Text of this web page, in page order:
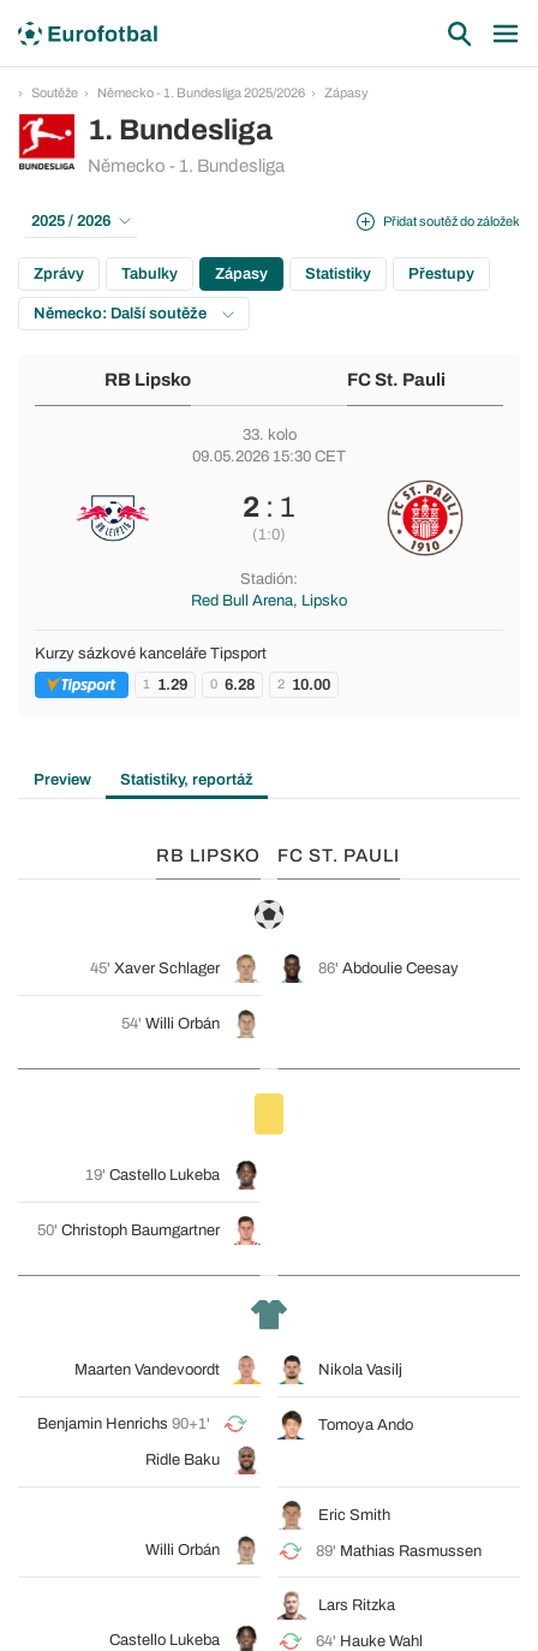
Soutěže Německo - 1. Bundesliga 2025/2026 Zápasy
1. Bundesliga
Německo - 1. Bundesliga
Přidat soutěž do záložek
2025 / 2026
Zprávy Tabulky Zápasy Statistiky Přestupy
Německo: Další soutěže
RB Lipsko FC St. Pauli
33. kolo
09.05.2026 15:30 CET
2: 1
(1:0)
Stadión:
Red Bull Arena, Lipsko
Kurzy sázkové kanceláře Tipsport
1 1.29 0 6.28 2 10.00
Preview Statistiky, reportáž
RB LIPSKO FC ST. PAULI
45' Xaver Schlager 86' Abdoulie Ceesay
54' Willi Orbán
19' Castello Lukeba
50' Christoph Baumgartner
Maarten Vandevoordt Nikola Vasilj
Benjamin Henrichs 90+1'
Ridle Baku
Tomoya Ando
Willi Orbán
Eric Smith
89' Mathias Rasmussen
Castello Lukeba
Lars Ritzka
64' Hauke Wahl